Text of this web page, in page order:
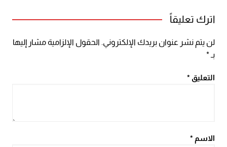
اترك تعليقاً
لن يتم نشر عنوان بريدك الإلكتروني. الحقول الإلزامية مشار إليها
بـ*
التعليق *
الاسم *